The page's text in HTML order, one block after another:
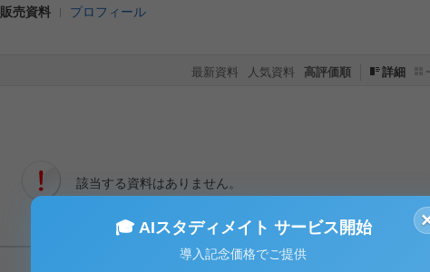
販売資料 プロフィール
最新資料 人気資料 高評価順 詳細
該当する資料はありません。
🎓 AIスタディメイト サービス開始
導入記念価格でご提供